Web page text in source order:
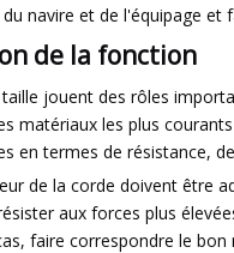
navire et de l'équipage
de la fonction
jouent des rôles
matériaux les plus
en termes de résistance,
de la corde doivent être
aux forces plus
faire correspondre le